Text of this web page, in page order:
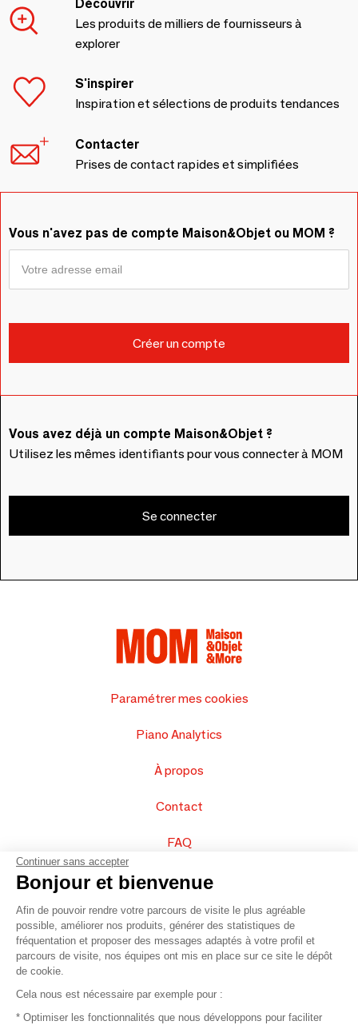
Découvrir
Les produits de milliers de fournisseurs à
explorer
S'inspirer
Inspiration et sélections de produits tendances
Contacter
Prises de contact rapides et simplifiées
Vous n'avez pas de compte Maison&Objet ou MOM ?
Vous avez déjà un compte Maison&Objet ?
Utilisez les mêmes identifiants pour vous connecter à MOM
Se connecter
Paramétrer mes cookies
Piano Analytics
À propos
Contact
FAQ
Vendez vos produits
Plan du site
© 2016 –Organisation SAFI
Continuer sans accepter
Bonjour et bienvenue
Afin de pouvoir rendre votre parcours de visite le plus agréable
possible, améliorer nos produits, générer des statistiques de
fréquentation et proposer des messages adaptés à votre profil et
parcours de visite, nos équipes ont mis en place sur ce site le dépôt
de cookie.
Cela nous est nécessaire par exemple pour :
* Optimiser les fonctionnalités que nous développons pour faciliter